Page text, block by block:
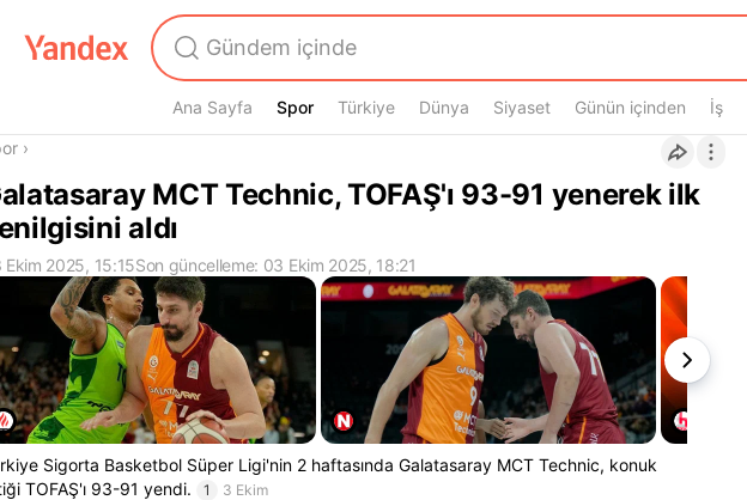
Ana Sayfa Spor
Spor Türkiye Dünya Siyaset Günün içinden İş
›
MCT Technic, TOFAŞ'ı 93-91 yenerek ilk
aldı
Ekim 2025, 15:15Son güncelleme: 03 Ekim 2025, 18:21
Sigorta Basketbol Süper Ligi'nin 2 haftasında Galatasaray MCT Technic, konuk
TOFAŞ'ı 93-91 yendi.
1 3 Ekim